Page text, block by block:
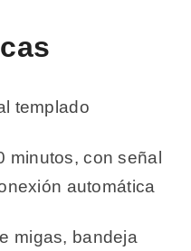
templado
minutos, con señal
automática
migas, bandeja